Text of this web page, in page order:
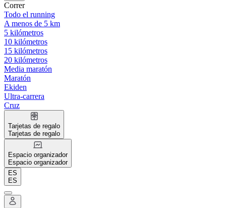
Correr
Todo el running
A menos de 5 km
5 kilómetros
10 kilómetros
15 kilómetros
20 kilómetros
Media maratón
Maratón
Ekiden
Ultra-carrera
Cruz
Tarjetas de regalo
Tarjetas de regalo
Espacio organizador
Espacio organizador
ES
ES